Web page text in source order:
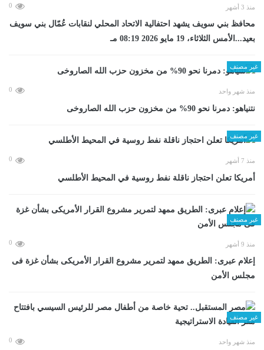
منذ 3 أشهر 0
محافظ بني سويف يشهد احتفالية الاتحاد المحلي لنقابات عُمّال بني سويف
بعيد...الأمس الثلاثاء، 19 مايو 2026 08:19 مـ
غير مصنف
منذ شهر واحد 0
نتنياهو: دمرنا نحو 90% من مخزون حزب الله الصاروخى
غير مصنف
منذ 7 أشهر 0
أمريكا تعلن احتجاز ناقلة نفط روسية في المحيط الأطلسي
غير مصنف
منذ 9 أشهر 0
إعلام عبرى: الطريق ممهد لتمرير مشروع القرار الأمريكى بشأن غزة فى
مجلس الأمن
غير مصنف
منذ شهر واحد 0